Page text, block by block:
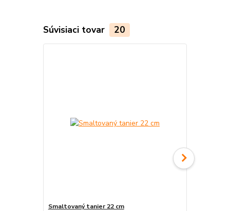
Súvisiaci tovar 20
Smaltovaný tanier 22 cm